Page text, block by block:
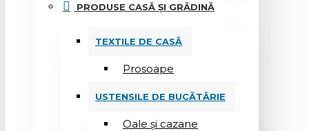
PRODUSE CASĂ ȘI GRĂDINĂ
TEXTILE DE CASĂ
Prosoape
USTENSILE DE BUCĂTĂRIE
Oale și cazane